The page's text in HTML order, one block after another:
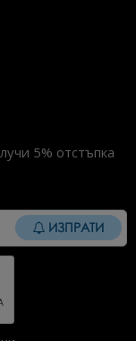
5% отстъпка
ИЗПРАТИ